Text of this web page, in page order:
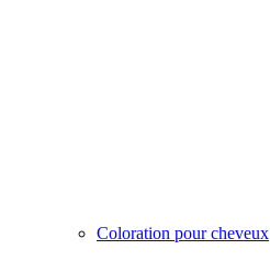
Coloration pour cheveux